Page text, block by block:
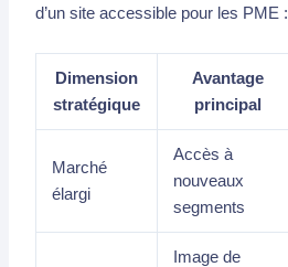
d’un site accessible pour les PME :
Dimension
stratégique
Avantage
principal
Marché
élargi
Accès à
nouveaux
segments
Image de